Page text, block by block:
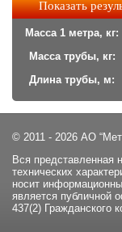
Масса 1 метра, кг:
Масса трубы, кг:
Длина трубы, м:
© 2011 - 2026 АО
Вся представленная
технических
носит
является публичной
437(2) Гражданского